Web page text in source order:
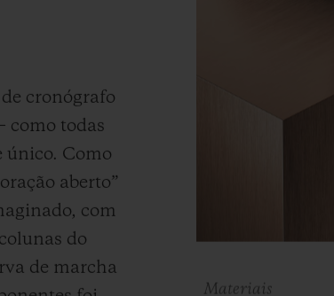
cronógrafo
como todas
único. Como
aberto”
com
do
de marcha
Materiais